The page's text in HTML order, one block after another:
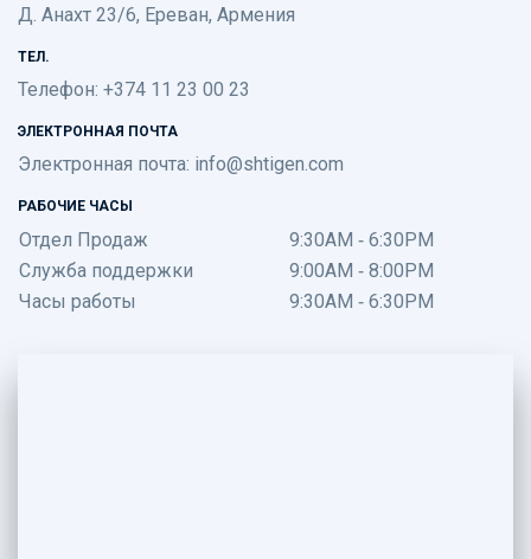
Д. Анахт 23/6, Ереван, Армения
ТЕЛ.
Телефон: +374 11 23 00 23
ЭЛЕКТРОННАЯ ПОЧТА
Электронная почта: info@shtigen.com
РАБОЧИЕ ЧАСЫ
Отдел Продаж
9:30AM - 6:30PM
Служба поддержки
9:00AM - 8:00PM
Часы работы
9:30AM - 6:30PM